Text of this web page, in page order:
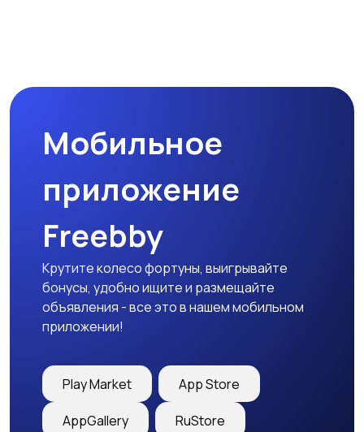
Детская одежда Детская обувь
Детский транспорт
Мобильное
приложение
Freebby
Крутите колесо фортуны, выигрывайте
бонусы, удобно ищите и размещайте
объявления - все это в нашем мобильном
приложении!
Play Market App Store
AppGallery RuStore